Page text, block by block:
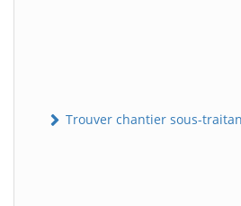
Trouver chantier sous-